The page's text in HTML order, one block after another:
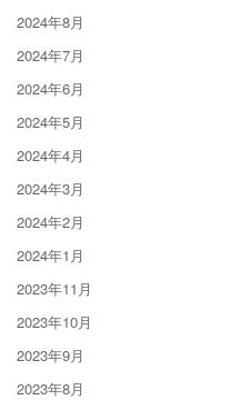
2024年8月
2024年7月
2024年6月
2024年5月
2024年4月
2024年3月
2024年2月
2024年1月
2023年11月
2023年10月
2023年9月
2023年8月